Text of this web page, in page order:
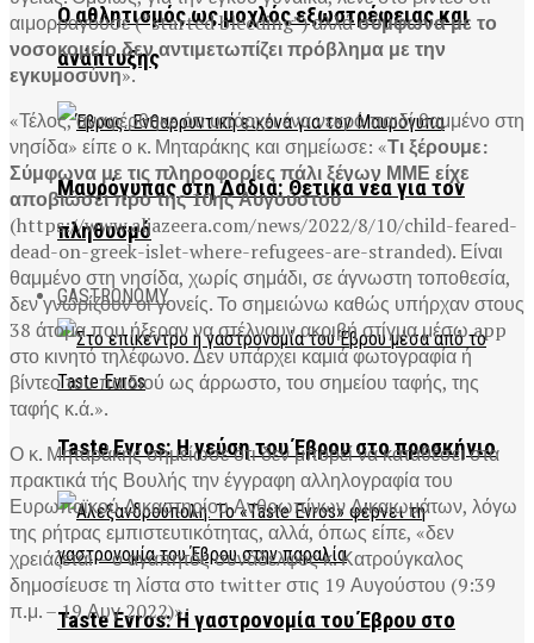
Ο αθλητισμός ως μοχλός εξωστρέφειας και
ανάπτυξης
Μαυρόγυπας στη Δαδιά: Θετικά νέα για τον
πληθυσμό
GASTRONOMY
Taste Evros: Η γεύση του Έβρου στο προσκήνιο
Taste Evros: Η γαστρονομία του Έβρου στο
αιμορραγούσε (“started bleeding”) αλλάσύμφωνα με το
νοσοκομείο δεν αντιμετωπίζει πρόβλημα με την
εγκυμοσύνη».
«Τέλος, αναφέρθηκε ότι υπάρχει ένα νεκρό παιδί θαμμένο στη
νησίδα» είπε ο κ. Μηταράκης και σημείωσε: «Τι ξέρουμε:
Σύμφωνα με τις πληροφορίες πάλι ξένων ΜΜΕ είχε
αποβιώσει προ της 10ης Αυγούστου
(https://www.aljazeera.com/news/2022/8/10/child-feared-
dead-on-greek-islet-where-refugees-are-stranded). Είναι
θαμμένο στη νησίδα, χωρίς σημάδι, σε άγνωστη τοποθεσία,
δεν γνωρίζουν οι γονείς. Το σημειώνω καθώς υπήρχαν στους
38 άτομα που ήξεραν να στέλνουν ακριβή στίγμα μέσω app
στο κινητό τηλέφωνο. Δεν υπάρχει καμιά φωτογραφία ή
βίντεο του παιδιού ως άρρωστο, του σημείου ταφής, της
ταφής κ.ά.».
Ο κ. Μηταράκης σημείωσε ότι δεν μπορεί να καταθέσει στα
πρακτικά τής Βουλής την έγγραφη αλληλογραφία του
Ευρωπαϊκού Δικαστηρίου Ανθρωπίνων Δικαιωμάτων, λόγω
της ρήτρας εμπιστευτικότητας, αλλά, όπως είπε, «δεν
χρειάζεται – ο αγαπητός συνάδελφος κ. Κατρούγκαλος
δημοσίευσε τη λίστα στο twitter στις 19 Αυγούστου (9:39
π.μ. – 19 Αυγ 2022)»: